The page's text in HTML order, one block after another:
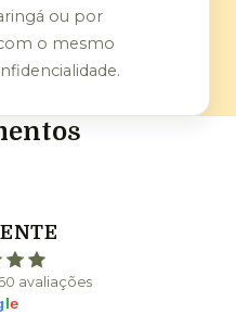
ou por
o mesmo
avaliações
le